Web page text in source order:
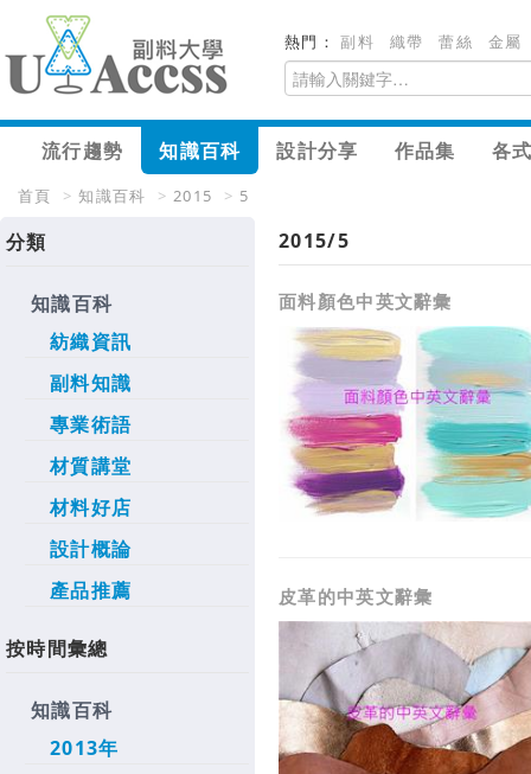
熱門：副料 織帶 蕾絲 金屬
流行趨勢 知識百科 設計分享 作品集 各
首頁 > 知識百科 > 2015 > 5
分類
知識百科
紡織資訊
副料知識
專業術語
材質講堂
材料好店
設計概論
產品推薦
按時間彙總
知識百科
2013年
2015/5
面料顏色中英文辭彙
皮革的中英文辭彙